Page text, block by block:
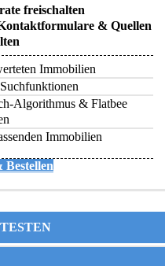
freischalten
& Quellen
Immobilien
Algorithmus & Flatbee
Immobilien
Bestellen